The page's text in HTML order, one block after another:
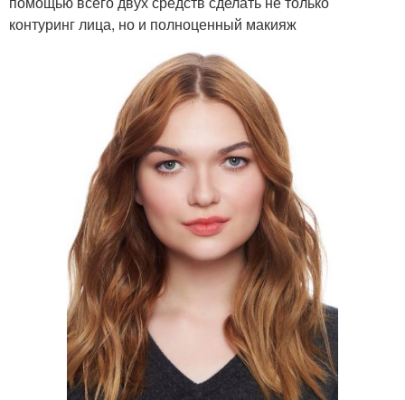
контуринг лица, но и полноценный макияж